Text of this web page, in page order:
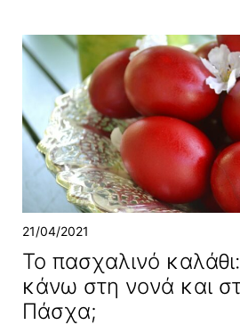
21/04/2021
Το πασχαλινό
κάνω στη νονά και
Πάσχα;